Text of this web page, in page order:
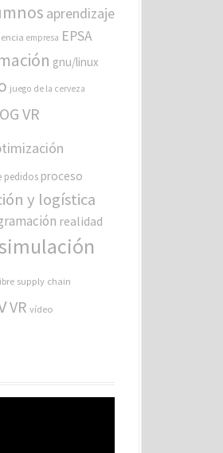
aprendizaje
empresa EPSA
gnu/linux
juego de la cerveza
VR
pedidos proceso
y logística
realidad
simulación
supply chain
VR vídeo